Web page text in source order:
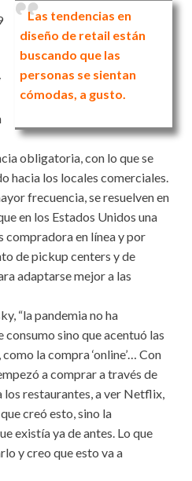
Las tendencias en
diseño de retail están
buscando que las
personas se sientan
cómodas, a gusto.
obligatoria, con lo que se
hacia los locales comerciales.
frecuencia, se resuelven en
en los Estados Unidos una
compradora en línea y por
de pickup centers y de
adaptarse mejor a las
“la pandemia no ha
sino que acentuó las
la compra ‘online’… Con
a comprar a través de
los restaurantes, a ver Netflix,
creó esto, sino la
existía ya de antes. Lo que
y creo que esto va a